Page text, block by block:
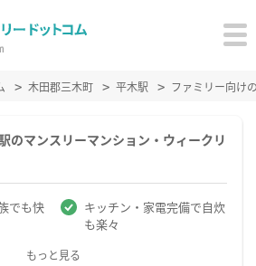
木田郡三木町 平木駅 ファミリー向け
のマンスリーマンション・ウィークリ
でも快
キッチン・家電完備で自炊
も楽々
もっと見る